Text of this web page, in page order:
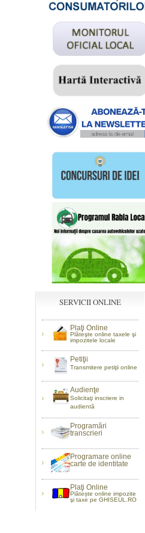
SERVICII ONLINE
Plaţi Online
Plăteşte online taxele şi
impozitele locale
Petiţii
Transmitere petiţii online
Audienţe
Solicitaţi inscriere in
audientă
Programări
transcrieri
Programare online
carte de identitate
Plaţi Online
Plătește online impozite
şi taxe pe GHISEUL.RO